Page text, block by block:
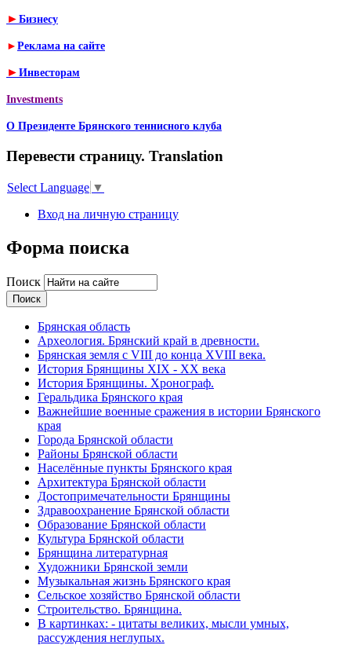
► Бизнесу
► Реклама на сайте
► Инвесторам
Investments
О Президенте Брянского теннисного клуба
Перевести страницу. Translation
Select Language ▼
Вход на личную страницу
Форма поиска
Поиск
Брянская область
Археология. Брянский край в древности.
Брянская земля с VIII до конца XVIII века.
История Брянщины XIX - XX века
История Брянщины. Хронограф.
Геральдика Брянского края
Важнейшие военные сражения в истории Брянского
края
Города Брянской области
Районы Брянской области
Населённые пункты Брянского края
Архитектура Брянской области
Достопримечательности Брянщины
Здравоохранение Брянской области
Образование Брянской области
Культура Брянской области
Брянщина литературная
Художники Брянской земли
Музыкальная жизнь Брянского края
Сельское хозяйство Брянской области
Строительство. Брянщина.
В картинках: - цитаты великих, мысли умных,
рассуждения неглупых.